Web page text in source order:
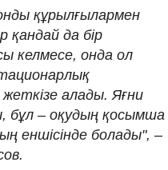
құрылғылармен
да бір
келмесе, онда ол
алады. Яғни
– оқудың қосымша
еншісінде болады", –